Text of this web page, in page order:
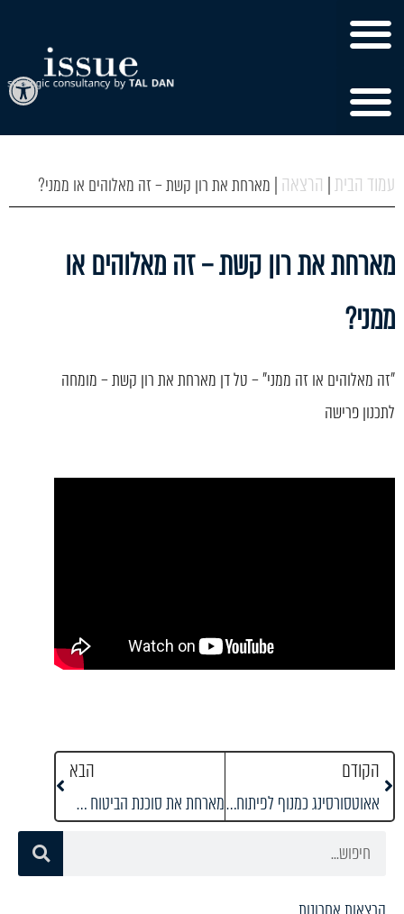
עמוד הבית| הרצאה | מארחת את רון קשת – זה מאלוהים או ממני?
מארחת את רון קשת – זה מאלוהים או
ממני?
"זה מאלוהים או זה ממני" – טל דן מארחת את רון קשת – מומחה
לתכנון פרישה
הקודם
אאוטסורסינג כמנוף לפיתוח עסקי – טל דן מארחת את איילת סרוסי ושני קוקיא-טל
הבא
מארחת את סוכנת הביטוח מיכל רוזמן – מה אפשר ללמוד מסנדלרים לא יחפים